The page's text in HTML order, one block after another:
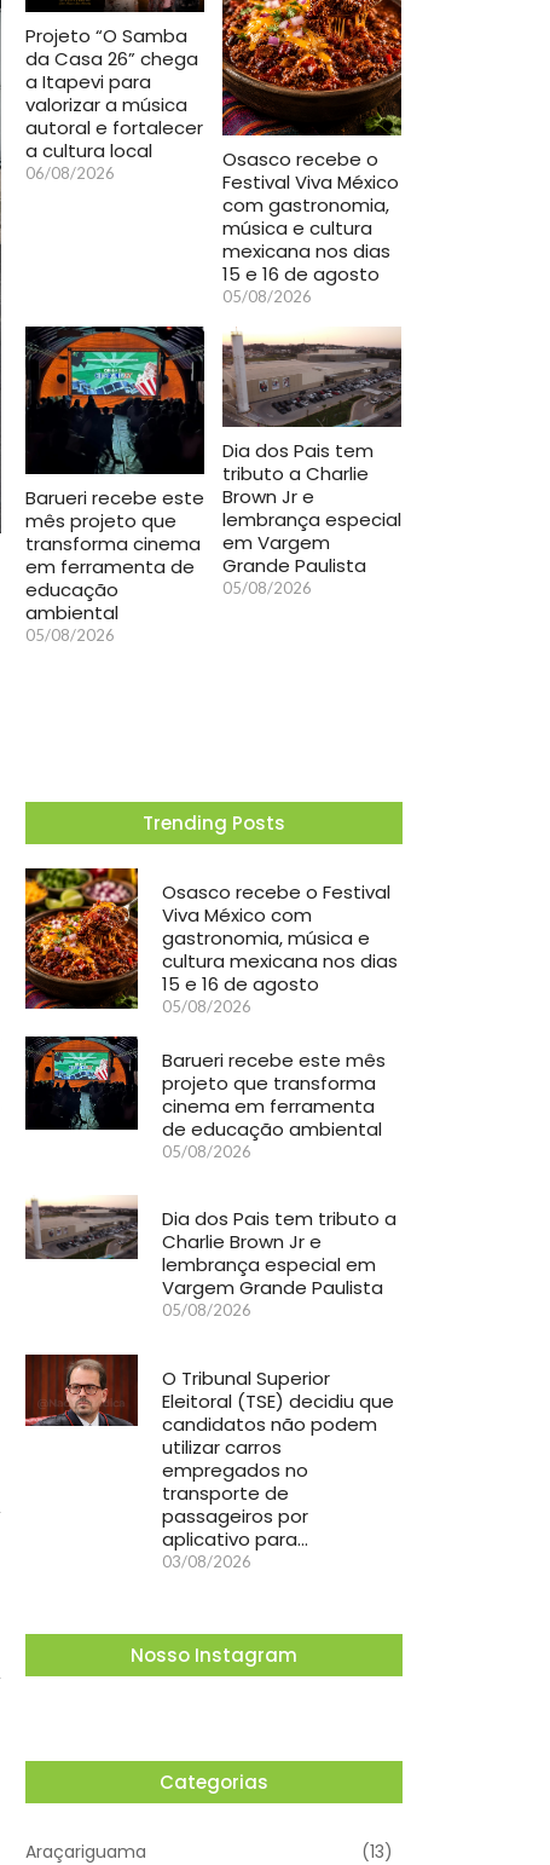
Projeto “O Samba
da Casa 26” chega
a Itapevi para
valorizar a música
autoral e fortalecer
a cultura local
06/08/2026
Osasco recebe o
Festival Viva México
com gastronomia,
música e cultura
mexicana nos dias
15 e 16 de agosto
05/08/2026
Barueri recebe este
mês projeto que
transforma cinema
em ferramenta de
educação
ambiental
05/08/2026
Dia dos Pais tem
tributo a Charlie
Brown Jr e
lembrança especial
em Vargem
Grande Paulista
05/08/2026
Trending Posts
Osasco recebe o Festival
Viva México com
gastronomia, música e
cultura mexicana nos dias
15 e 16 de agosto
05/08/2026
Barueri recebe este mês
projeto que transforma
cinema em ferramenta
de educação ambiental
05/08/2026
Dia dos Pais tem tributo a
Charlie Brown Jr e
lembrança especial em
Vargem Grande Paulista
05/08/2026
O Tribunal Superior
Eleitoral (TSE) decidiu que
candidatos não podem
utilizar carros
empregados no
transporte de
passageiros por
aplicativo para…
03/08/2026
Nosso Instagram
Categorias
Araçariguama
(13)